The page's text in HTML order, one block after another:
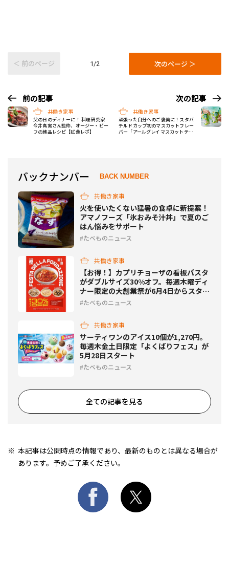
＜ 前のページ 1/2 次のページ ＞
前の記事
共働き家事
父の日のディナーに！ 料理研究家
今井真実さん監修、オージー・ビー
フの絶品レシピ【試食レポ】
次の記事
共働き家事
頑張った自分へのご褒美に！スタバ
チルドカップ初のマスカットフレー
バー「アールグレイマスカットティ
バックナンバー BACK NUMBER
共働き家事
火を使いたくない猛暑の食卓に新提案！
アマノフーズ「氷おみそ汁丼」で夏のご
はん悩みをサポート
たべものニュース
共働き家事
【お得！】カプリチョーザの看板パスタ
がダブルサイズ30%オフ。毎週木曜ディ
ナー限定の大創業祭が6月4日からスター
トたべものニュース
共働き家事
サーティワンのアイス10個が1,270円。
毎週木金土日限定「よくばりフェス」が
5月28日スタート
たべものニュース
全ての記事を見る
本記事は公開時点の情報であり、最新のものとは異なる場合が
あります。予めご了承ください。